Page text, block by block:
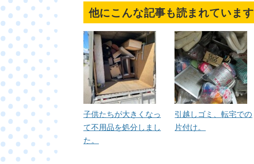
他にこんな記事も読まれています
子供たちが大きくなっ
て不用品を処分しまし
た。
引越しゴミ、転宅での
片付け。